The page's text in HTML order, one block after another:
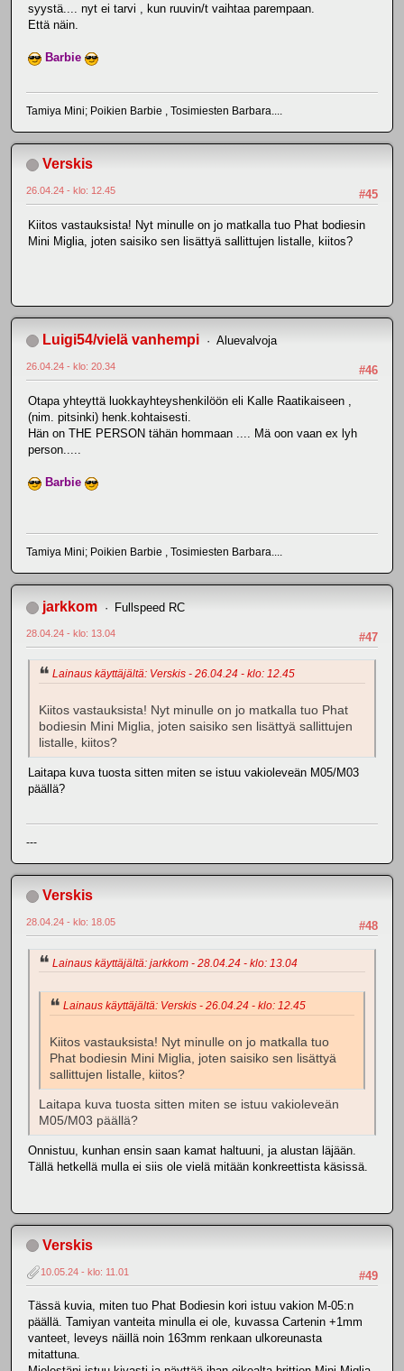
syystä.... nyt ei tarvi , kun ruuvin/t vaihtaa parempaan.
Että näin.
Barbie
Tamiya Mini; Poikien Barbie , Tosimiesten Barbara....
Verskis
#45
26.04.24 - klo: 12.45
Kiitos vastauksista! Nyt minulle on jo matkalla tuo Phat bodiesin
Mini Miglia, joten saisiko sen lisättyä sallittujen listalle, kiitos?
Luigi54/vielä vanhempi Aluevalvoja
#46
26.04.24 - klo: 20.34
Otapa yhteyttä luokkayhteyshenkilöön eli Kalle Raatikaiseen ,
(nim. pitsinki) henk.kohtaisesti.
Hän on THE PERSON tähän hommaan .... Mä oon vaan ex lyh
person.....
Barbie
Tamiya Mini; Poikien Barbie , Tosimiesten Barbara....
jarkkom Fullspeed RC
#47
28.04.24 - klo: 13.04
Lainaus käyttäjältä: Verskis - 26.04.24 - klo: 12.45
Kiitos vastauksista! Nyt minulle on jo matkalla tuo Phat
bodiesin Mini Miglia, joten saisiko sen lisättyä sallittujen
listalle, kiitos?
Laitapa kuva tuosta sitten miten se istuu vakioleveän M05/M03
päällä?
---
Verskis
#48
28.04.24 - klo: 18.05
Lainaus käyttäjältä: jarkkom - 28.04.24 - klo: 13.04
Lainaus käyttäjältä: Verskis - 26.04.24 - klo: 12.45
Kiitos vastauksista! Nyt minulle on jo matkalla tuo
Phat bodiesin Mini Miglia, joten saisiko sen lisättyä
sallittujen listalle, kiitos?
Laitapa kuva tuosta sitten miten se istuu vakioleveän
M05/M03 päällä?
Onnistuu, kunhan ensin saan kamat haltuuni, ja alustan läjään.
Tällä hetkellä mulla ei siis ole vielä mitään konkreettista käsissä.
Verskis
#49
10.05.24 - klo: 11.01
Tässä kuvia, miten tuo Phat Bodiesin kori istuu vakion M-05:n
päällä. Tamiyan vanteita minulla ei ole, kuvassa Cartenin +1mm
vanteet, leveys näillä noin 163mm renkaan ulkoreunasta
mitattuna.